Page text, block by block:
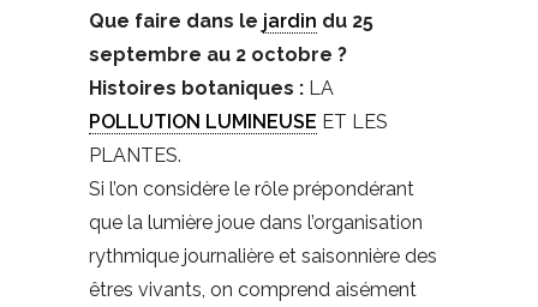
Que faire dans le jardin du 25
septembre au 2 octobre ?
Histoires botaniques : LA
POLLUTION LUMINEUSE ET LES
PLANTES.
Si l’on considère le rôle prépondérant
que la lumière joue dans l’organisation
rythmique journalière et saisonnière des
êtres vivants, on comprend aisément